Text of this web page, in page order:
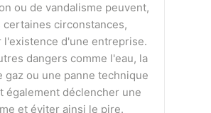
ou de vandalisme peuvent,
certaines circonstances,
l'existence d'une entreprise.
dangers comme l'eau, la
gaz ou une panne technique
également déclencher une
et éviter ainsi le pire.